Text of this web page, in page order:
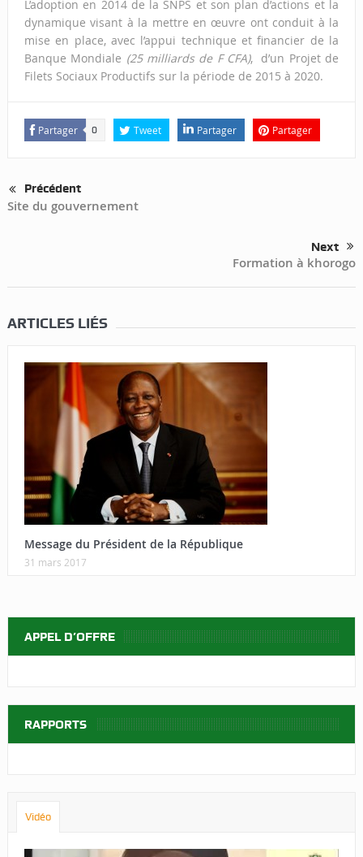
L’adoption en 2014 de la SNPS et son plan d’actions et la
dynamique visant à la mettre en œuvre ont conduit à la
mise en place, avec l’appui technique et financier de la
Banque Mondiale (25 milliards de F CFA), d’un Projet de
Filets Sociaux Productifs sur la période de 2015 à 2020.
Partager 0 Tweet Partager Partager
Précédent
Site du gouvernement
Next
Formation à khorogo
ARTICLES LIÉS
Message du Président de la République
31 mars 2017
APPEL D’OFFRE
RAPPORTS
Vidéo